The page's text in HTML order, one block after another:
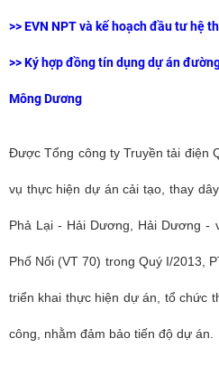
>>EVN NPT và kế hoạch đầu tư hệ
>>Ký hợp đồng tín dụng dự án
Mông Dương
Được Tổng công ty Truyền tải điện
vụ thực hiện dự án cải tạo, thay
Phả Lại - Hải Dương, Hải Dương -
Phố Nối (VT 70) trong Quý I/2013,
triển khai thực hiện dự án, tổ chức
công, nhằm đảm bảo tiến độ dự án.